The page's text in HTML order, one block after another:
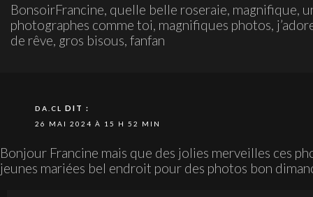
BonsoirFrancine, quelle belle roseraie, magnifique,
photographes comme toi, magnifiques photos,
de rêve, gros bisous, fanfan
DA.CL DIT :
26 MAI 2024 À 15 H 52 MIN
Bonjour Francine mais que des jolies merveilles ces
jeunes mariées bel endroit pour des photos bon